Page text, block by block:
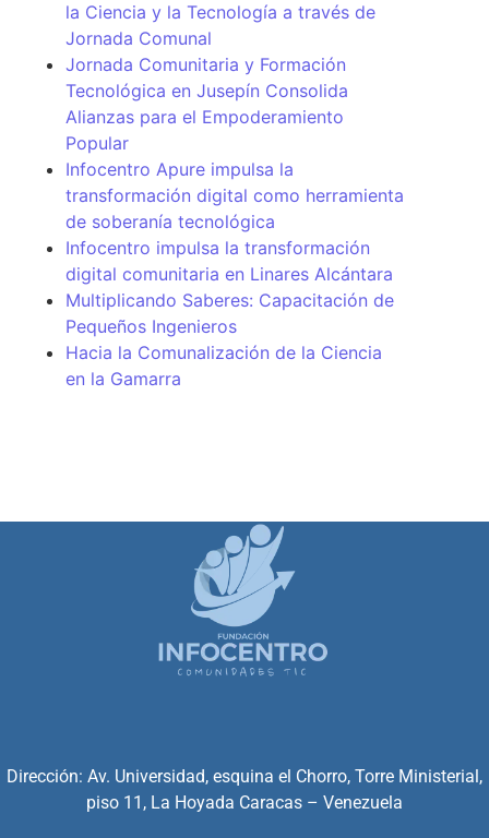
la Ciencia y la Tecnología a través de
Jornada Comunal
Jornada Comunitaria y Formación
Tecnológica en Jusepín Consolida
Alianzas para el Empoderamiento
Popular
Infocentro Apure impulsa la
transformación digital como herramienta
de soberanía tecnológica
Infocentro impulsa la transformación
digital comunitaria en Linares Alcántara
Multiplicando Saberes: Capacitación de
Pequeños Ingenieros
Hacia la Comunalización de la Ciencia
en la Gamarra
Dirección: Av. Universidad, esquina el Chorro, Torre Ministerial,
piso 11, La Hoyada Caracas – Venezuela